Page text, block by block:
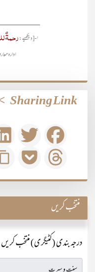
۱- [دیکھیے: رحمۃٌ
ادارہ
Sharing Link
منتخب کریں
درجہ بندی (کٹیگری) منتخب کریں